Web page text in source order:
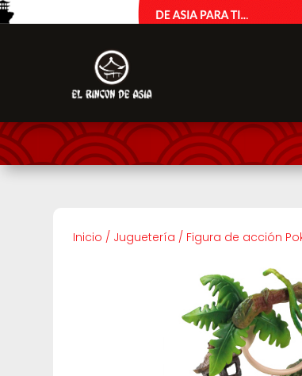
Inicio / Juguetería / Figura de acción